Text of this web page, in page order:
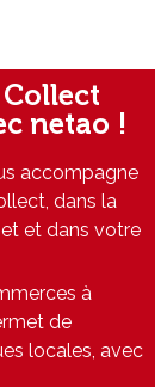
netao !
accompagne
dans la
et dans votre
à
de
locales, avec